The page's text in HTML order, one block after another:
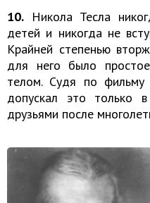
10. Никола Тесла
детей и никогда не
Крайней степенью
для него было
телом. Судя по
допускал это
друзьями после